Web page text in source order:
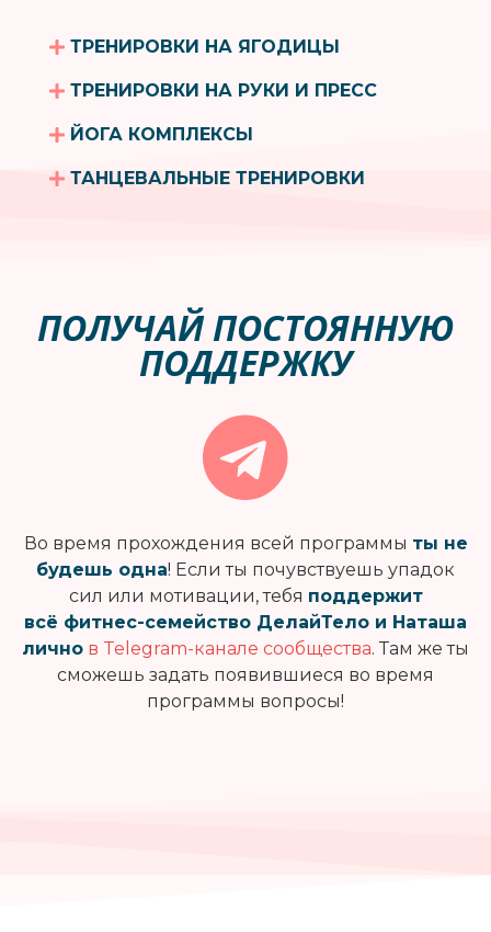
ТРЕНИРОВКИ НА ЯГОДИЦЫ
ТРЕНИРОВКИ НА РУКИ И ПРЕСС
ЙОГА КОМПЛЕКСЫ
ТАНЦЕВАЛЬНЫЕ ТРЕНИРОВКИ
ПОЛУЧАЙ ПОСТОЯННУЮ
ПОДДЕРЖКУ
Во время прохождения всей программы ты не
будешь одна! Если ты почувствуешь упадок
сил или мотивации, тебя поддержит
всё фитнес-семейство ДелайТело и Наташа
лично в Telegram-канале сообщества. Там же ты
сможешь задать появившиеся во время
программы вопросы!